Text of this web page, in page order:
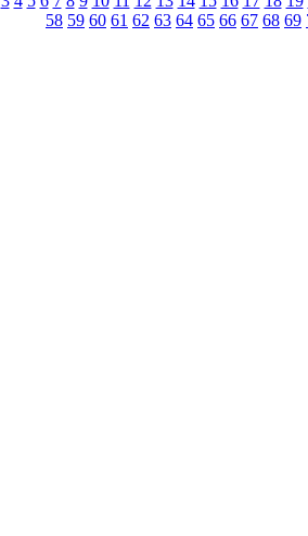
58 59 60 61 62 63 64 65 66 67 68 69